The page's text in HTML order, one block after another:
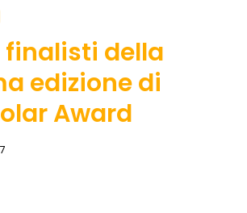
finalisti della
edizione di
Award